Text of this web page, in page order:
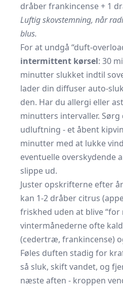
dråber frankincense + 1
Luftig skovstemning, når
blus.
For at undgå “duft-
intermittent kørsel: 30
minutter slukket indtil
lader din diffuser auto-
den. Har du allergi eller
minutters intervaller.
udluftning - et åbent
minutter med at lukke
eventuelle overskydende
slippe ud.
Juster opskrifterne efter
kan 1-2 dråber citrus
friskhed uden at blive “for
vintermånederne ofte
(cedertræ, frankincense)
Føles duften stadig for
så sluk, skift vandet, og
næste aften - kroppen